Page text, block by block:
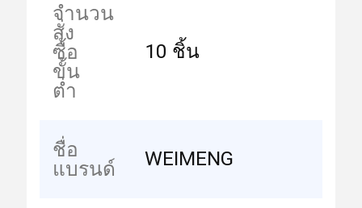
จำนวน
สั่ง
ซื้อ
ขั้น
ต่ำ
10 ชิ้น
ชื่อ
แบรนด์
WEIMENG